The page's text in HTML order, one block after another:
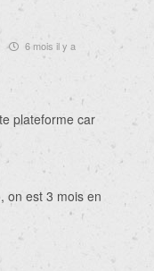
6 mois il y a
plateforme car
on est 3 mois en